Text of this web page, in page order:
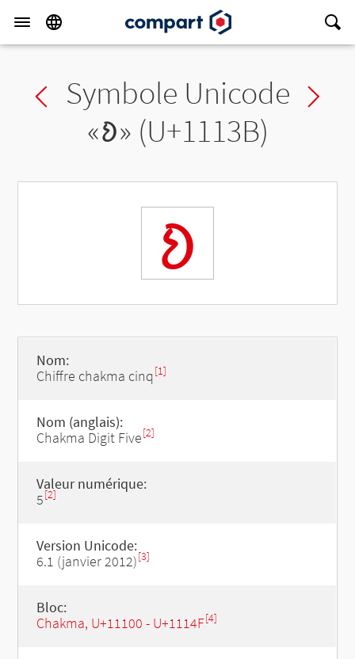
Previous char
Symbole Unicode
«𑄻» (U+1113B)
𑄻
Nom:
Chiffre chakma cinq[1]
Nom (anglais):
Chakma Digit Five[2]
Valeur numérique:
5[2]
Version Unicode:
6.1 (janvier 2012)[3]
Bloc:
Chakma, U+11100 - U+1114F[4]